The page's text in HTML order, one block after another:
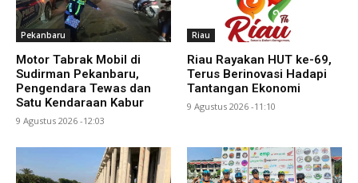
Pekanbaru
Motor Tabrak Mobil di
Sudirman Pekanbaru,
Pengendara Tewas dan
Satu Kendaraan Kabur
9 Agustus 2026 -12:03
Riau
Riau Rayakan HUT ke-69,
Terus Berinovasi Hadapi
Tantangan Ekonomi
9 Agustus 2026 -11:10